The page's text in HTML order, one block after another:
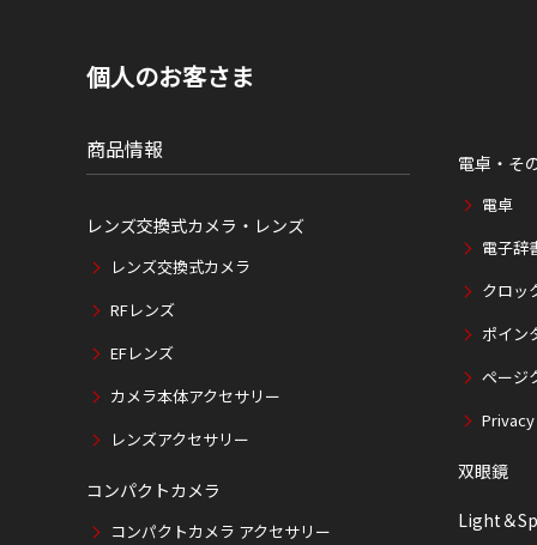
個人のお客さま
商品情報
レンズ交換式カメラ・レンズ
レンズ交換式カメラ
RFレンズ
EFレンズ
カメラ本体アクセサリー
レンズアクセサリー
コンパクトカメラ
コンパクトカメラ アクセサリー
電卓・そ
電卓
電子辞
クロッ
ポイン
ページ
Privacy
双眼鏡
Light＆